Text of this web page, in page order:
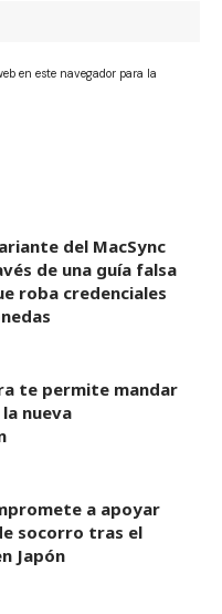
en este navegador para la
del MacSync
de una guía falsa
roba credenciales
te permite mandar
nueva
a apoyar
socorro tras el
Japón